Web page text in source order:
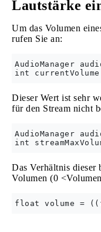
Lautstärke
Um das Volumen
rufen Sie an:
AudioManager
Dieser Wert ist sehr
für den Stream nicht
AudioManager
Das Verhältnis dieser
Volumen (0